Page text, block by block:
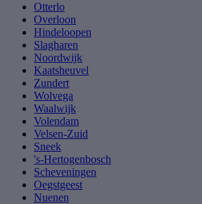
Otterlo
Overloon
Hindeloopen
Slagharen
Noordwijk
Kaatsheuvel
Zundert
Wolvega
Waalwijk
Volendam
Velsen-Zuid
Sneek
's-Hertogenbosch
Scheveningen
Oegstgeest
Nuenen